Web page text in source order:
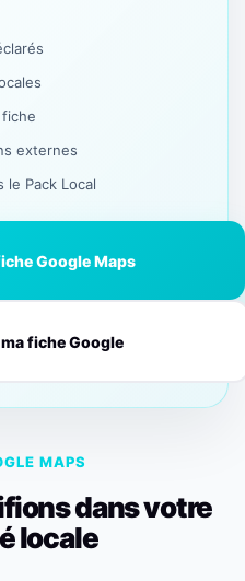
externes
le Pack Local
Google Maps
fiche Google
MAPS
dans votre
locale